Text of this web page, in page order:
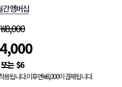
간 멤버십
₩8,000
4,000
$6
용됩니다. 이후엔 ₩8,000이 결제됩니다.